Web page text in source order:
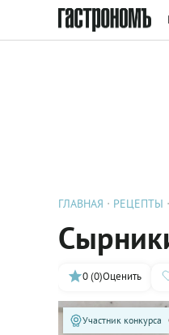
ГЛАВНАЯ РЕЦЕПТЫ
0 (0)Оценить
Участник конкурса